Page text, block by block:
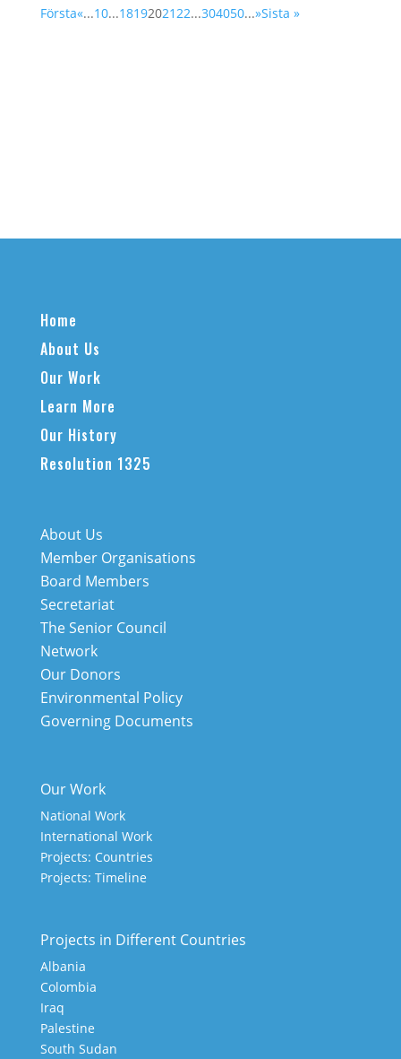
Första«...10...18192021 22...304050...»Sista »
Home
About Us
Our Work
Learn More
Our History
Resolution 1325
About Us
Member Organisations
Board Members
Secretariat
The Senior Council
Network
Our Donors
Environmental Policy
Governing Documents
Our Work
National Work
International Work
Projects: Countries
Projects: Timeline
Projects in Different Countries
Albania
Colombia
Iraq
Palestine
South Sudan